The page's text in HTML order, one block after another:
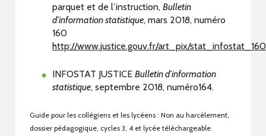
parquet et de l’instruction, Bulletin
d’information statistique, mars 2018, numéro
160
http://www.justice.gouv.fr/art_pix/
INFOSTAT JUSTICE Bulletin d’information
statistique, septembre 2018, numéro164.
Guide pour les collégiens et les lycéens : Non au harcèlement,
dossier pédagogique, cycles 3, 4 et lycée téléchargeable